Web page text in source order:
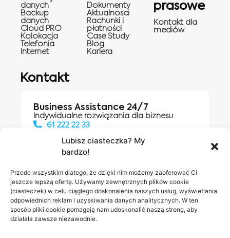
Lubisz ciasteczka? My
bardzo!
Przede wszystkim dlatego, że dzięki nim możemy zaoferować Ci
jeszcze lepszą ofertę. Używamy zewnętrznych plików cookie
(ciasteczek) w celu ciągłego doskonalenia naszych usług, wyświetlania
odpowiednich reklam i uzyskiwania danych analitycznych. W ten
sposób pliki cookie pomagają nam udoskonalić naszą stronę, aby
działała zawsze niezawodnie.
danych
Backup
danych
Cloud PRO
Kolokacja
Telefonia
Internet
Dokumenty
Aktualnosci
Rachunki i
płatności
Case Study
Blog
Kariera
prasowe
Kontakt dla
mediów
Kontakt
Business Assistance 24/7
Indywidualne rozwiązania dla biznesu
61 222 22 33
Salony INEA
Napisz do